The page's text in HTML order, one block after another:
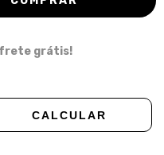
grátis!
CALCULAR